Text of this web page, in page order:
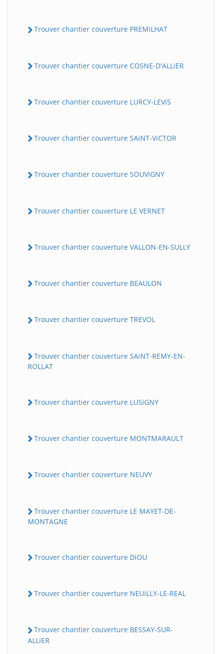
Trouver chantier couverture PREMiLHAT
Trouver chantier couverture COSNE-D'ALLiER
Trouver chantier couverture LURCY-LEViS
Trouver chantier couverture SAiNT-ViCTOR
Trouver chantier couverture SOUViGNY
Trouver chantier couverture LE VERNET
Trouver chantier couverture VALLON-EN-SULLY
Trouver chantier couverture BEAULON
Trouver chantier couverture TREVOL
Trouver chantier couverture SAiNT-REMY-EN-
ROLLAT
Trouver chantier couverture LUSiGNY
Trouver chantier couverture MONTMARAULT
Trouver chantier couverture NEUVY
Trouver chantier couverture LE MAYET-DE-
MONTAGNE
Trouver chantier couverture DiOU
Trouver chantier couverture NEUiLLY-LE-REAL
Trouver chantier couverture BESSAY-SUR-
ALLiER